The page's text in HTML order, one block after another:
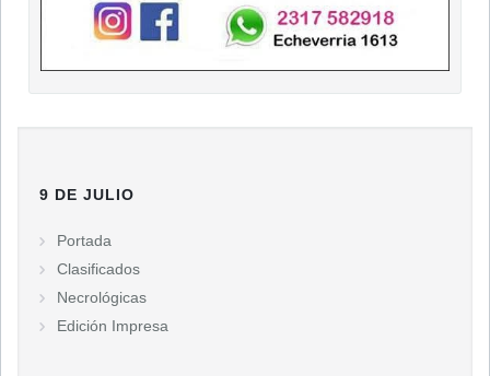
9 DE JULIO
Portada
Clasificados
Necrológicas
Edición Impresa